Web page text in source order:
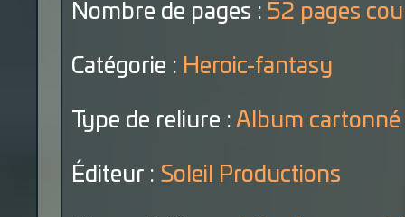
Nombre de pages : 52 pages
Catégorie : Heroic-fantasy
Type de reliure : Album cartonné
Éditeur : Soleil Productions